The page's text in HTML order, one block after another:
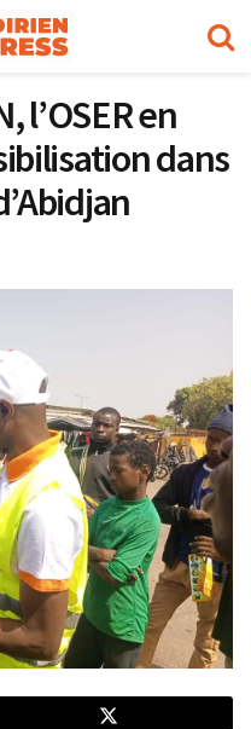
l’OSER en
dans